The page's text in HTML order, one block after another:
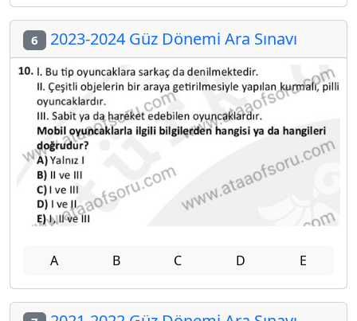
6 2023-2024 Güz Dönemi Ara Sınavı
A B C D E